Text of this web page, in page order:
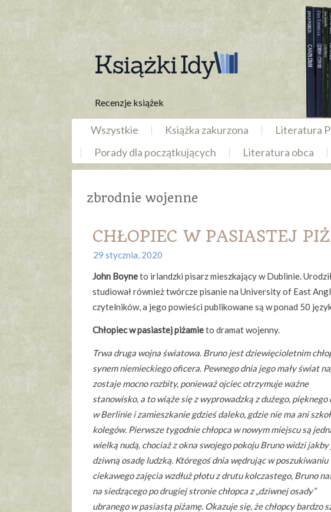
Recenzje książek
Wszystkie Książka zakurzona Literatura
Porady dla początkujących
Literatura obca
zbrodnie wojenne
CHŁOPIEC W PASIASTEJ
29 stycznia, 2020
John Boyneto irlandzki pisarz mieszkający w Dublinie.
studiował również twórcze pisanie na University of East
czytelników, a jego powieści publikowane są w ponad 50
Chłopiec w pasiastej piżamieto dramat wojenny.
Trwa druga wojna światowa. Bruno jest dziewięcioletnim
synem niemieckiego oficera. Pewnego dnia jego mały świat
zostaje mocno rozbity, ponieważ ojciec otrzymuje ważne
stanowisko, a to wiąże się z wyprowadzką z dużego, pięknego
w Berlinie i zamieszkanie gdzieś daleko, gdzie nie ma ani
kolegów. Pierwsze tygodnie chłopca w nowym miejscu są
wielką nudą, chociaż z okna swojego pokoju Bruno widzi jakby
dziwną osadę ludzką. Któregoś dnia wędrując w poszukiwaniu
ciekawego zajęcia wzdłuż płotu z drutu kolczastego, Bruno
na siedzącego po drugiej stronie chłopca z „dziwnej osady”
ubranego w pasiastą piżamę. Okazuje się, że chłopcy bardzo